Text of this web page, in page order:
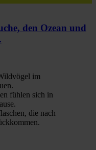
den Ozean und
im
fühlen sich in
die nach